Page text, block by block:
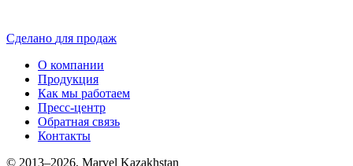
Сделано для продаж
О компании
Продукция
Как мы работаем
Пресс-центр
Обратная связь
Контакты
© 2013–2026, Marvel Kazakhstan